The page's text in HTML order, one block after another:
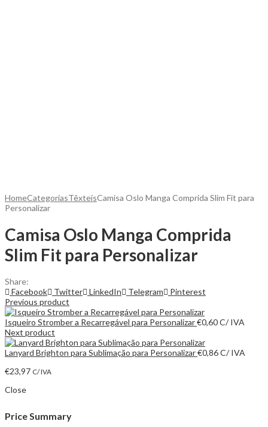
HomeCategoriasTêxteisCamisa Oslo Manga Comprida Slim Fit para
Personalizar
Camisa Oslo Manga Comprida
Slim Fit para Personalizar
Share:
Facebook
Twitter LinkedIn Telegram
Pinterest
Previous product
Isqueiro Stromber a Recarregável para Personalizar€0,60C/ IVA
Next product
Lanyard Brighton para Sublimação para Personalizar€0,86C/ IVA
€23,97 C/ IVA
Close
Price Summary